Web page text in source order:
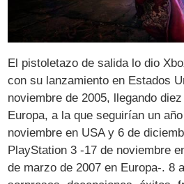
El pistoletazo de salida lo dio
con su lanzamiento en Estados
noviembre de 2005, llegando
Europa, a la que seguirían un
noviembre en USA y 6 de
PlayStation 3 -17 de noviembre
de marzo de 2007 en Europa-. 8